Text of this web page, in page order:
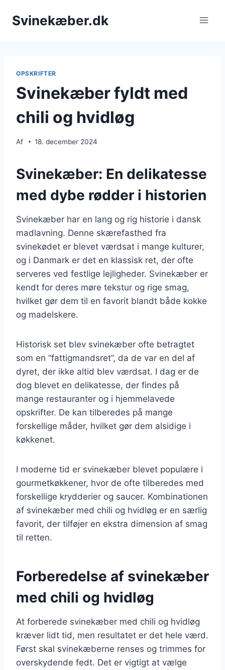
Svinekæber.dk
OPSKRIFTER
Svinekæber fyldt med
chili og hvidløg
Af 18. december 2024
Svinekæber: En delikatesse
med dybe rødder i historien
Svinekæber har en lang og rig historie i dansk
madlavning. Denne skærefasthed fra
svinekødet er blevet værdsat i mange kulturer,
og i Danmark er det en klassisk ret, der ofte
serveres ved festlige lejligheder. Svinekæber er
kendt for deres møre tekstur og rige smag,
hvilket gør dem til en favorit blandt både kokke
og madelskere.
Historisk set blev svinekæber ofte betragtet
som en “fattigmandsret”, da de var en del af
dyret, der ikke altid blev værdsat. I dag er de
dog blevet en delikatesse, der findes på
mange restauranter og i hjemmelavede
opskrifter. De kan tilberedes på mange
forskellige måder, hvilket gør dem alsidige i
køkkenet.
I moderne tid er svinekæber blevet populære i
gourmetkøkkener, hvor de ofte tilberedes med
forskellige krydderier og saucer. Kombinationen
af svinekæber med chili og hvidløg er en særlig
favorit, der tilføjer en ekstra dimension af smag
til retten.
Forberedelse af svinekæber
med chili og hvidløg
At forberede svinekæber med chili og hvidløg
kræver lidt tid, men resultatet er det hele værd.
Først skal svinekæberne renses og trimmes for
overskydende fedt. Det er vigtigt at vælge